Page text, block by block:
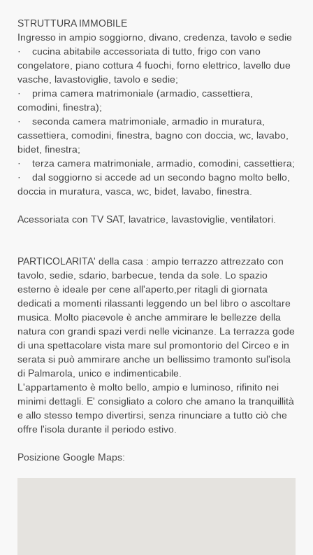
STRUTTURA IMMOBILE
Ingresso in ampio soggiorno, divano, credenza, tavolo e sedie
· cucina abitabile accessoriata di tutto, frigo con vano
congelatore, piano cottura 4 fuochi, forno elettrico, lavello due
vasche, lavastoviglie, tavolo e sedie;
· prima camera matrimoniale (armadio, cassettiera,
comodini, finestra);
· seconda camera matrimoniale, armadio in muratura,
cassettiera, comodini, finestra, bagno con doccia, wc, lavabo,
bidet, finestra;
· terza camera matrimoniale, armadio, comodini, cassettiera;
· dal soggiorno si accede ad un secondo bagno molto bello,
doccia in muratura, vasca, wc, bidet, lavabo, finestra.
Acessoriata con TV SAT, lavatrice, lavastoviglie, ventilatori.
PARTICOLARITA' della casa : ampio terrazzo attrezzato con
tavolo, sedie, sdario, barbecue, tenda da sole. Lo spazio
esterno è ideale per cene all'aperto,per ritagli di giornata
dedicati a momenti rilassanti leggendo un bel libro o ascoltare
musica. Molto piacevole è anche ammirare le bellezze della
natura con grandi spazi verdi nelle vicinanze. La terrazza gode
di una spettacolare vista mare sul promontorio del Circeo e in
serata si può ammirare anche un bellissimo tramonto sul'isola
di Palmarola, unico e indimenticabile.
L'appartamento è molto bello, ampio e luminoso, rifinito nei
minimi dettagli. E' consigliato a coloro che amano la tranquillità
e allo stesso tempo divertirsi, senza rinunciare a tutto ciò che
offre l'isola durante il periodo estivo.
Posizione Google Maps: